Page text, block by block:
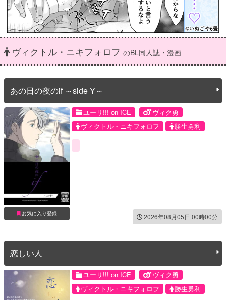
ヴィクトル・ニキフォロフ のBL同人誌・漫画
あの日の夜のif ～side Y～
お気に入り登録
ユーリ!!! on ICE
ヴィク勇
ヴィクトル・ニキフォロフ
勝生勇利
2026年08月05日 00時00分
恋しい人
ユーリ!!! on ICE
ヴィク勇
ヴィクトル・ニキフォロフ
勝生勇利